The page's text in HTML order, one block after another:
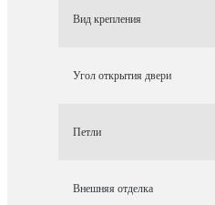
Вид крепления
Угол открытия двери
Петли
Внешняя отделка